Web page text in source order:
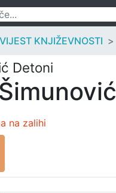
KNJIŽEVNOSTI
Detoni
na zalihi